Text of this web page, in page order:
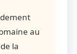
au
la